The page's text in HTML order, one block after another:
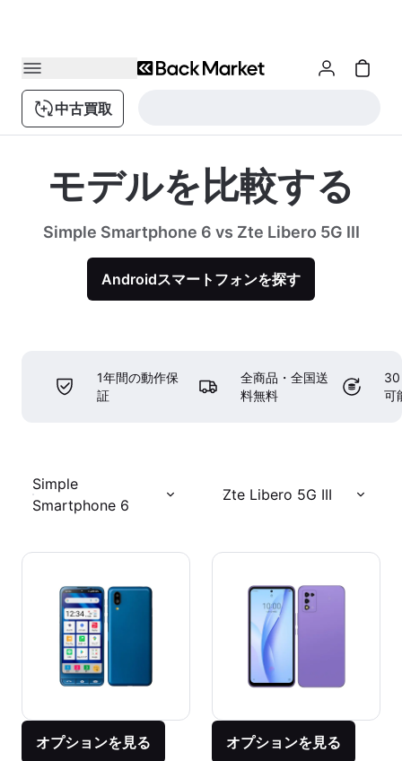
中古買取
モデルを比較する
Simple Smartphone 6 vs Zte Libero 5G III
Androidスマートフォンを探す
1年間の動作保
証
全商品・全国送
料無料
30
可
Simple
Smartphone 6
Zte Libero 5G III
オプションを見る オプションを見る